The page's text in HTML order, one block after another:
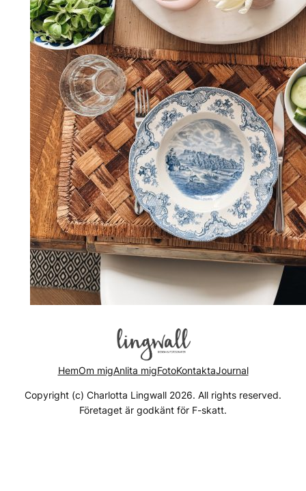
HemOm migAnlita migFotoKontaktaJournal
Copyright (c) Charlotta Lingwall 2026. All rights reserved.
Företaget är godkänt för F-skatt.